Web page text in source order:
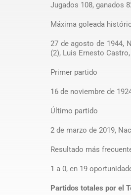
Jugados 108, ganados
Máxima goleada
27 de agosto de 1944,
(2), Luis Ernesto
Primer partido
16 de noviembre de
Último partido
2 de marzo de 2019,
Resultado más
1 a 0, en 19
Partidos totales por el